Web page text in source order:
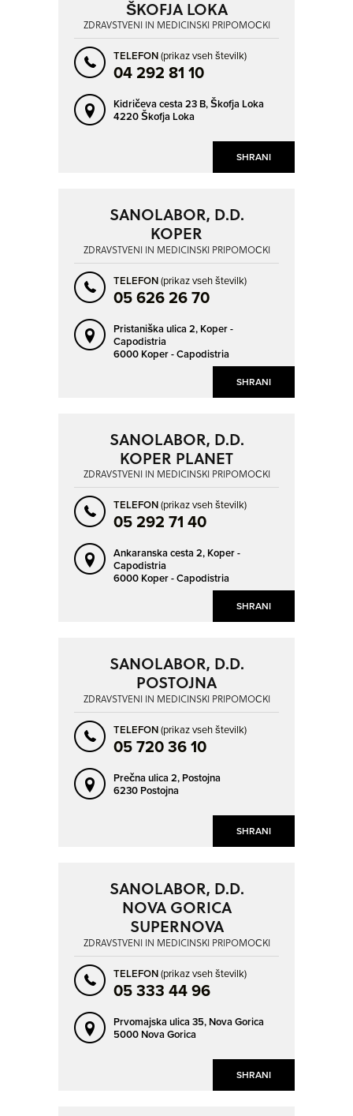
SHRANI
ŠKOFJA LOKA
ZDRAVSTVENI IN MEDICINSKI PRIPOMOČKI
TELEFON(prikaz vseh številk)
04 292 81 10
Kidričeva cesta 23 B,Škofja Loka
4220 Škofja Loka
SHRANI
SANOLABOR, D.D.
KOPER
ZDRAVSTVENI IN MEDICINSKI PRIPOMOČKI
TELEFON(prikaz vseh številk)
05 626 26 70
Pristaniška ulica 2, Koper -
Capodistria
6000 Koper - Capodistria
SHRANI
SANOLABOR, D.D.
KOPER PLANET
ZDRAVSTVENI IN MEDICINSKI PRIPOMOČKI
TELEFON(prikaz vseh številk)
05 292 71 40
Ankaranska cesta 2, Koper -
Capodistria
6000 Koper - Capodistria
SHRANI
SANOLABOR, D.D.
POSTOJNA
ZDRAVSTVENI IN MEDICINSKI PRIPOMOČKI
TELEFON(prikaz vseh številk)
05 720 36 10
Prečna ulica 2, Postojna
6230 Postojna
SHRANI
SANOLABOR, D.D.
NOVA GORICA
SUPERNOVA
ZDRAVSTVENI IN MEDICINSKI PRIPOMOČKI
TELEFON(prikaz vseh številk)
05 333 44 96
Prvomajska ulica 35, Nova Gorica
5000 Nova Gorica